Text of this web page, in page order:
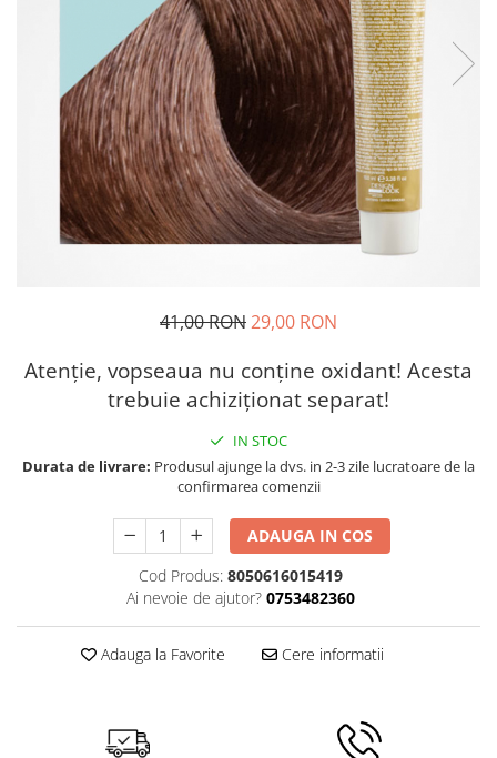
41,00 RON29,00 RON
Atenție, vopseaua nu conține oxidant! Acesta
trebuie achiziționat separat!
IN STOC
Durata de livrare: Produsul ajunge la dvs. in 2-3 zile lucratoare de la
confirmarea comenzii
ADAUGA IN COS
Cod Produs: 8050616015419
Ai nevoie de ajutor? 0753482360
Adauga la Favorite Cere informatii